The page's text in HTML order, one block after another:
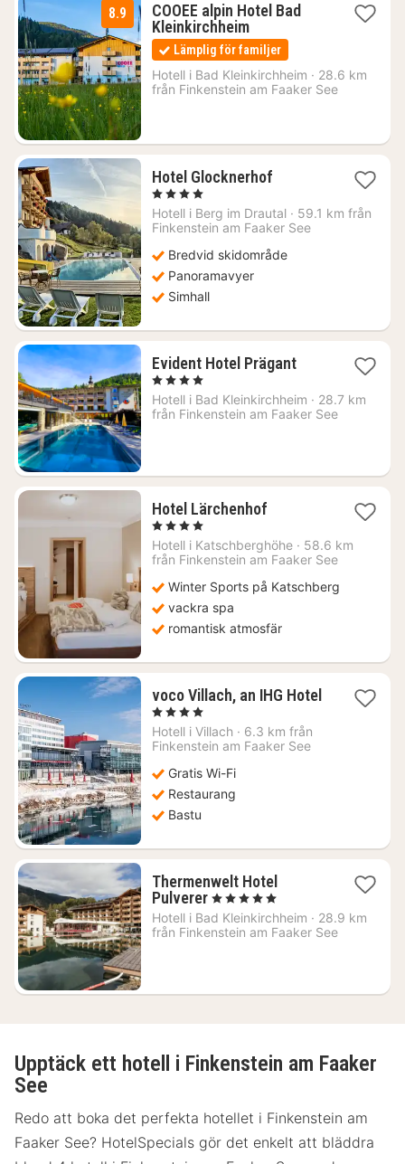
8.9
COOEE alpin Hotel Bad
Kleinkirchheim1
natt
från
955
kr.
Lämplig för familjer
Hotell i Bad Kleinkirchheim · 28.6 km
från Finkenstein am Faaker See
Hotel Glocknerhof1
från
3195
, 4 Stjärnor
Hotell i Berg im Drautal · 59.1 km från
Finkenstein am Faaker See
Bredvid skidområde
Panoramavyer
Simhall
Evident Hotel Prägant1
från
2357
, 4 Stjärnor
Hotell i Bad Kleinkirchheim · 28.7 km
från Finkenstein am Faaker See
Hotel Lärchenhof1
från
3120
, 4 Stjärnor
Hotell i Katschberghöhe · 58.6 km
från Finkenstein am Faaker See
Winter Sports på Katschberg
vackra spa
romantisk atmosfär
voco Villach, an IHG Hotel
1
natt
från
kr.
, 4 Stjärnor
Hotell i Villach · 6.3 km från
Finkenstein am Faaker See
Gratis Wi-Fi
Restaurang
Bastu
Thermenwelt Hotel
Pulverer1
natt
från
, 5 Stjärnor
Hotell i Bad Kleinkirchheim · 28.9 km
från Finkenstein am Faaker See
Upptäck ett hotell i Finkenstein am Faaker
See
Redo att boka det perfekta hotellet i Finkenstein am
Faaker See? HotelSpecials gör det enkelt att bläddra